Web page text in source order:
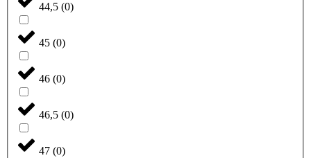
44,5 (0)
45 (0)
46 (0)
46,5 (0)
47 (0)